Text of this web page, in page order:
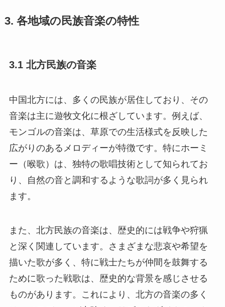
3. 各地域の民族音楽の特性
3.1 北方民族の音楽
中国北方には、多くの民族が居住しており、その
音楽は主に遊牧文化に根ざしています。例えば、
モンゴルの音楽は、草原での生活様式を反映した
広がりのあるメロディーが特徴です。特にホーミ
ー（喉歌）は、独特の歌唱技術として知られてお
り、自然の音と調和するような歌詞が多く見られ
ます。
また、北方民族の音楽は、歴史的には戦争や狩猟
と深く関連しています。さまざまな悲哀や希望を
描いた歌が多く、特に戦士たちが仲間を鼓舞する
ために歌った戦歌は、歴史的な背景を感じさせる
ものがあります。これにより、北方の音楽の多く